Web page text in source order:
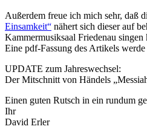
Außerdem freue ich mich sehr, daß
Einsamkeit“ nähert sich dieser auf
Kammermusiksaal Friedenau singen
Eine pdf-Fassung des Artikels
UPDATE zum Jahreswechsel:
Der Mitschnitt von Händels
Einen guten Rutsch in ein rundum
Ihr
David Erler